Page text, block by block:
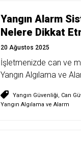
Yangın Alarm
Nelere Dikkat
20 Ağustos 2025
İşletmenizde can ve
Yangın Algılama ve
Yangın Güvenliği, Can
Yangın Algılama ve Alarm